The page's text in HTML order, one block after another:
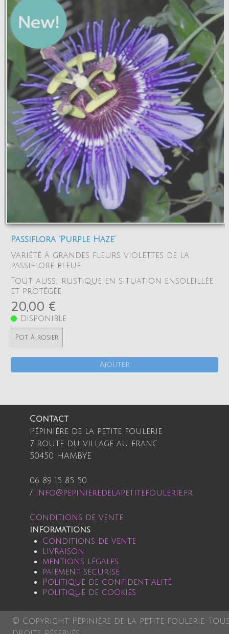
Passiflora 'Purple Haze'
Variété à grandes fleurs violettes de la
passiflore bleue
Tout aussi rustique en situation ensoleillée
et protégée.
20,00 €
Disponible
Pot à rosier
Ajouter
Contact
Pépinière de la petite foulerie
7 route du village au franc
50450 HAMBYE
06 89 15 85 50
/ info@pepinieredelapetitefoulerie.fr
Conditions de vente
informations
Conditions de vente
livraison
mentions légales
paiement sécurisé
Politique de confidentialité
Politique de cookies
© Copyright Pépinière de la petite foulerie.